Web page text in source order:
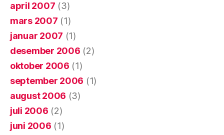
april 2007 (3)
mars 2007 (1)
januar 2007 (1)
desember 2006 (2)
oktober 2006 (1)
september 2006 (1)
august 2006 (3)
juli 2006 (2)
juni 2006 (1)